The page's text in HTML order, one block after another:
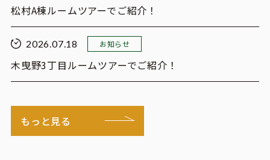
松村A棟ルームツアーでご紹介！
2026.07.18 お知らせ
木曳野3丁目ルームツアーでご紹介！
もっと見る